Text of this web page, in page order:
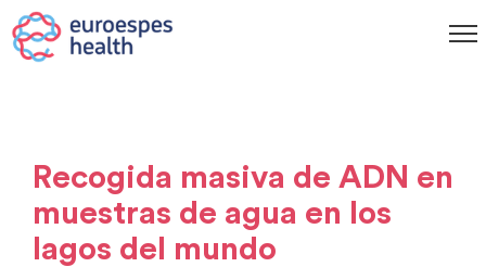
Recogida masiva de ADN en
muestras de agua en los
lagos del mundo